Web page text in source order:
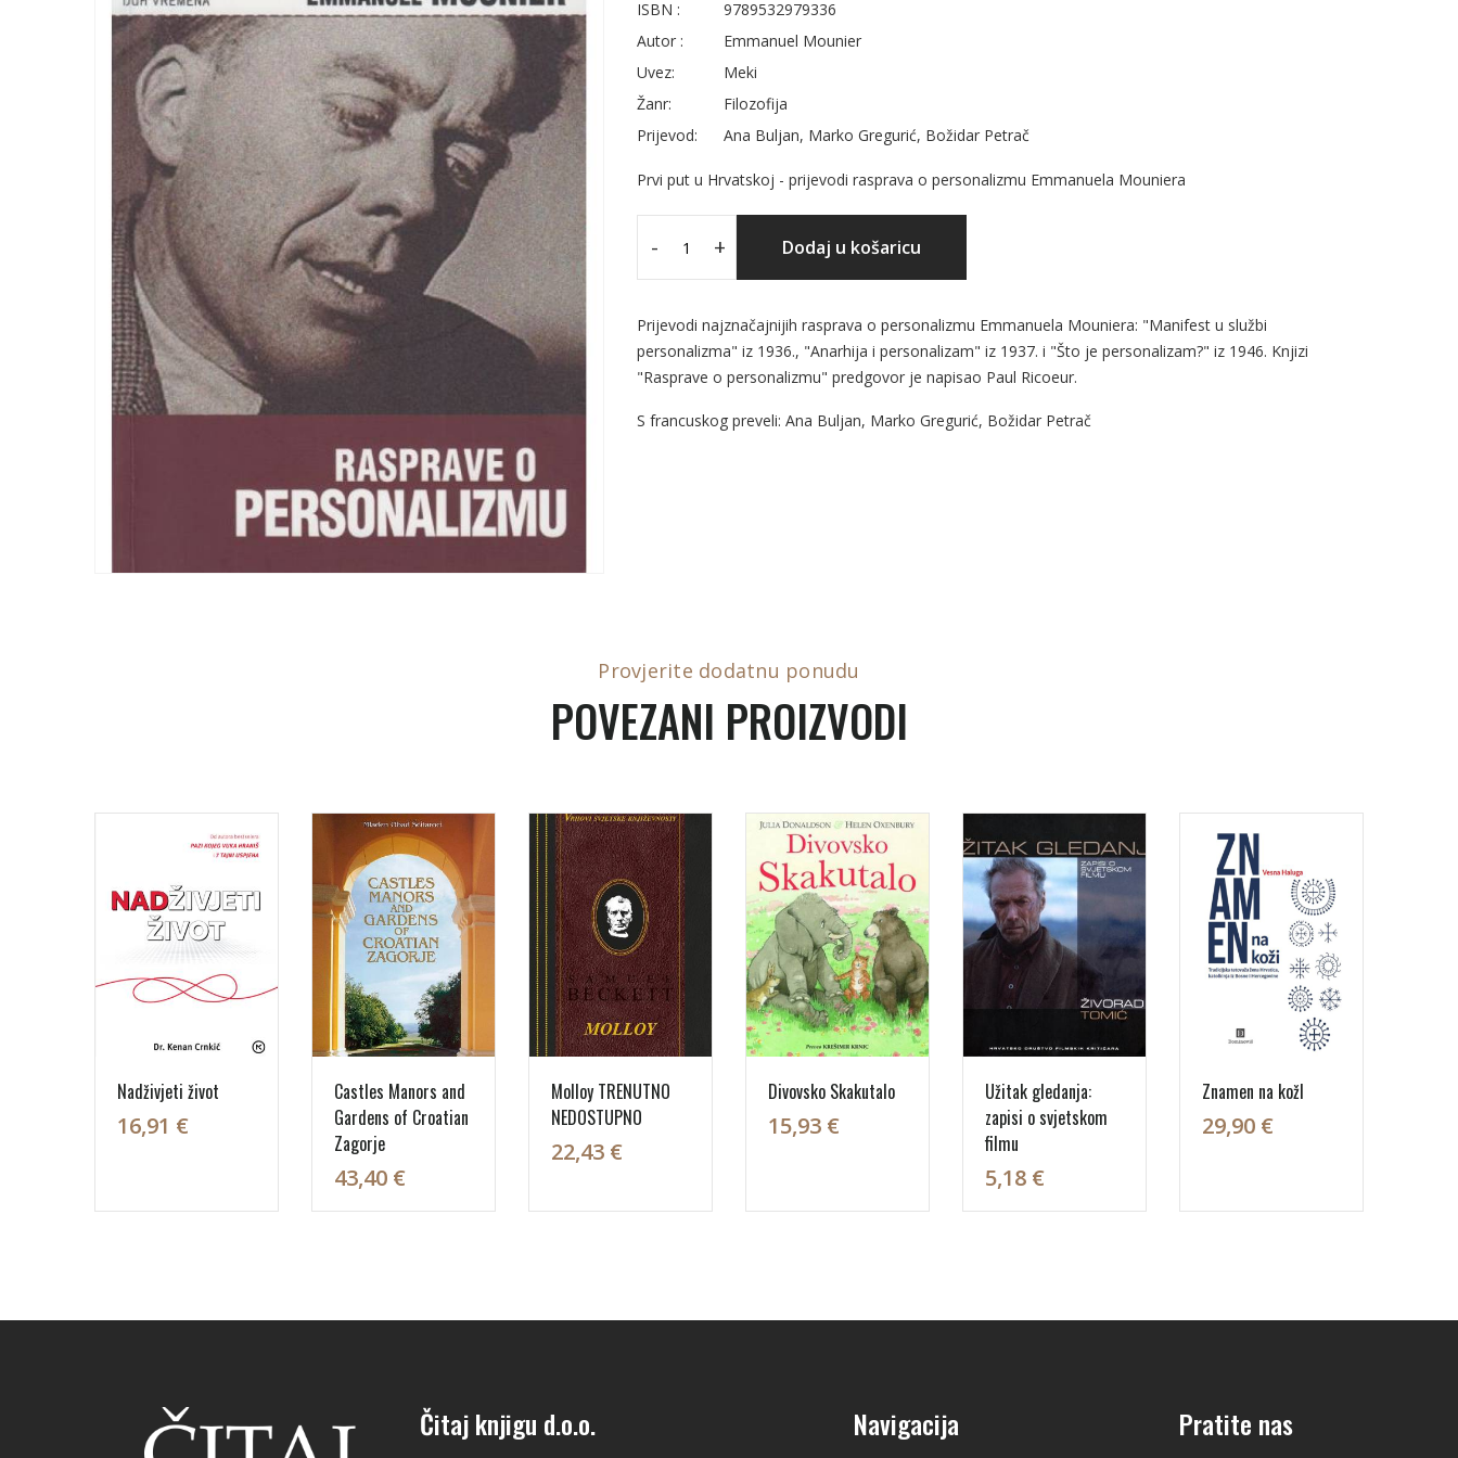
ISBN :
9789532979336
Autor :
Emmanuel Mounier
Uvez:
Meki
Žanr:
Filozofija
Prijevod:
Ana Buljan, Marko Gregurić, Božidar Petrač
Prvi put u Hrvatskoj - prijevodi rasprava o personalizmu Emmanuela Mouniera
- + Dodaj u košaricu
Prijevodi najznačajnijih rasprava o personalizmu Emmanuela Mouniera: "Manifest u službi
personalizma" iz 1936., "Anarhija i personalizam" iz 1937. i "Što je personalizam?" iz 1946. Knjizi
"Rasprave o personalizmu" predgovor je napisao Paul Ricoeur.
S francuskog preveli: Ana Buljan, Marko Gregurić, Božidar Petrač
Provjerite dodatnu ponudu
POVEZANI PROIZVODI
Nadživjeti život
16,91 €
Castles Manors and
Gardens of Croatian
Zagorje
43,40 €
Molloy TRENUTNO
NEDOSTUPNO
22,43 €
Divovsko Skakutalo
15,93 €
Užitak gledanja:
zapisi o svjetskom
filmu
5,18 €
Znamen na kožI
29,90 €
Čitaj knjigu d.o.o. Navigacija Pratite nas